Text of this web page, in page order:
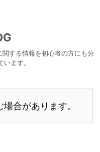
する情報を初心者の方にも分
ます。
合があります。